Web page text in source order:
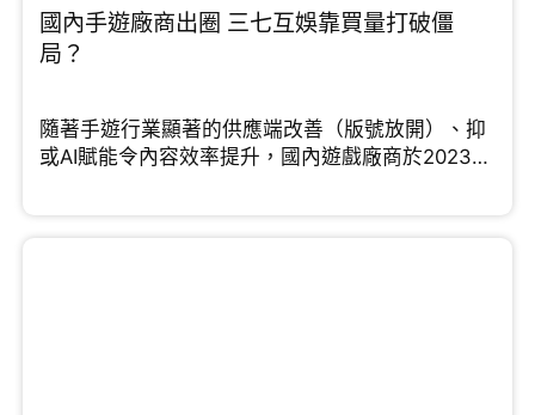
國內手遊廠商出圈 三七互娛靠買量打破僵
局？
隨著手遊行業顯著的供應端改善（版號放開）、抑
或AI賦能令內容效率提升，國內遊戲廠商於2023年